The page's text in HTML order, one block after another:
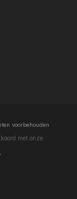
voorbehouden
met onze